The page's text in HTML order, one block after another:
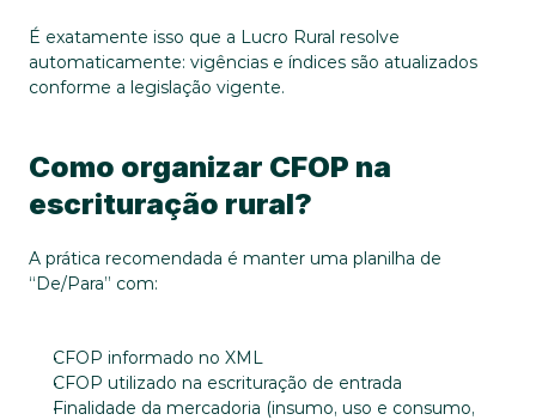
É exatamente isso que a Lucro Rural resolve
automaticamente: vigências e índices são atualizados
conforme a legislação vigente.
Como organizar CFOP na
escrituração rural?
A prática recomendada é manter uma planilha de
“De/Para” com:
CFOP informado no XML
CFOP utilizado na escrituração de entrada
Finalidade da mercadoria (insumo, uso e consumo,